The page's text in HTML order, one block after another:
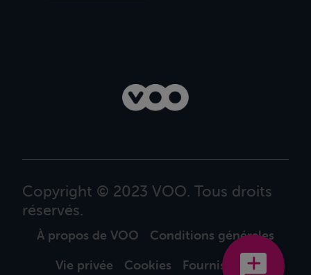
Copyright © 2023 VOO. Tous droits
réservés.
À propos de VOO
Conditions générales
Vie privée
Cookies Fournisseurs